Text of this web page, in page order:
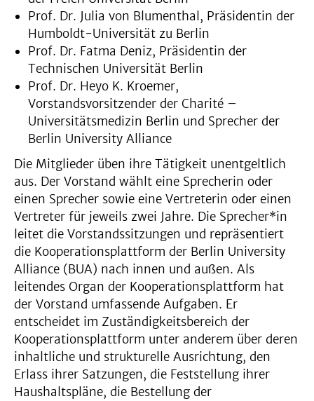
Prof. Dr. Julia von Blumenthal, Präsidentin der
Humboldt-Universität zu Berlin
Prof. Dr. Fatma Deniz, Präsidentin der
Technischen Universität Berlin
Prof. Dr. Heyo K. Kroemer,
Vorstandsvorsitzender der Charité –
Universitätsmedizin Berlin und Sprecher der
Berlin University Alliance
Die Mitglieder üben ihre Tätigkeit unentgeltlich
aus. Der Vorstand wählt eine Sprecherin oder
einen Sprecher sowie eine Vertreterin oder einen
Vertreter für jeweils zwei Jahre. Die Sprecher*in
leitet die Vorstandssitzungen und repräsentiert
die Kooperationsplattform der Berlin University
Alliance (BUA) nach innen und außen. Als
leitendes Organ der Kooperationsplattform hat
der Vorstand umfassende Aufgaben. Er
entscheidet im Zuständigkeitsbereich der
Kooperationsplattform unter anderem über deren
inhaltliche und strukturelle Ausrichtung, den
Erlass ihrer Satzungen, die Feststellung ihrer
Haushaltspläne, die Bestellung der